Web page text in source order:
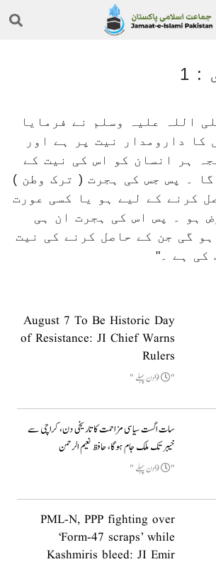
1
اللہ علیہ وسلم نے فرمایا
کا دارومدار نیت پر ہے اور
ہر انسان کو اس کی نیت کے
۔ پس جس کی ہجرت ( ترک وطن )
کرنے کے لیے ہو یا کسی عورت
ہو ۔ پس اس کی ہجرت ان ہی
گی جن کے حاصل کرنے کی نیت
کی ہے ۔
August 7 To Be Historic Day
of Resistance: JI Chief Warns
Rulers
9دن پہلے
سات اگست سیاسی مزاحمت کا تاریخی دن، کراچی سے
خیبر تک ملک جام ہوگا، حافظ نعیم الرحمن
9دن پہلے
PML-N, PPP fighting over
‘Form-47 scraps’ while
Kashmiris bleed: JI Emir